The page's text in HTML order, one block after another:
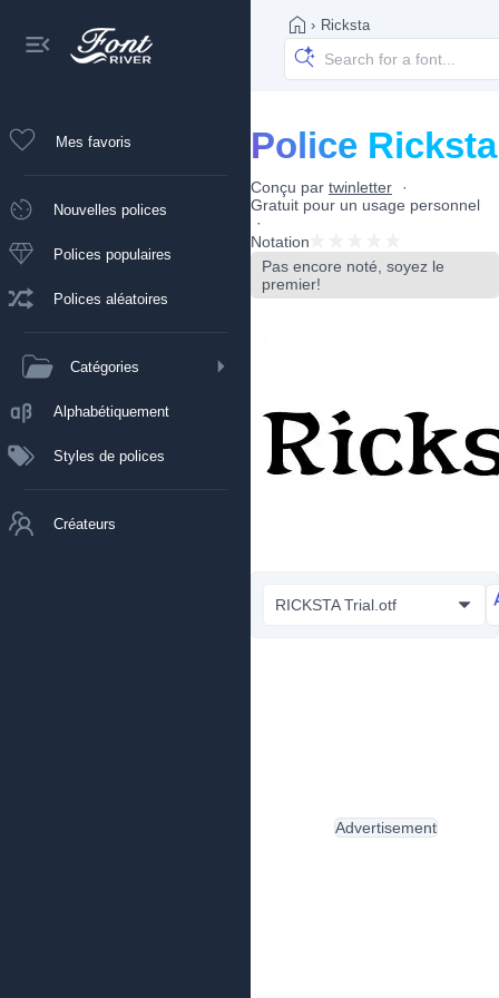
Mes favoris
Nouvelles polices
Polices populaires
Polices aléatoires
Catégories
Alphabétiquement
Styles de polices
Créateurs
› Ricksta
Police Ricksta
Conçu par twinletter
Gratuit pour un usage personnel
Notation
Pas encore noté, soyez le
premier!
RICKSTA Trial.otf
Advertisement